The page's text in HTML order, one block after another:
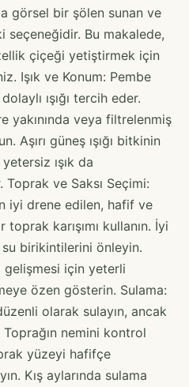
görsel bir şölen sunan ve
seçeneğidir. Bu makalede,
çiçeği yetiştirmek için
Işık ve Konum: Pembe
ışığı tercih eder.
yakınında veya filtrelenmiş
Aşırı güneş ışığı bitkinin
ışık da
ve Saksı Seçimi:
iyi drene edilen, hafif ve
karışımı kullanın. İyi
su birikintilerini önleyin.
gelişmesi için yeterli
özen gösterin. Sulama:
olarak sulayın, ancak
Toprağın nemini kontrol
yüzeyi hafifçe
Kış aylarında sulama